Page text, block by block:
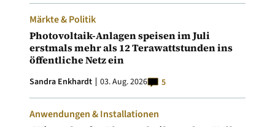
Märkte & Politik
Photovoltaik-Anlagen speisen im Juli
erstmals mehr als 12 Terawattstunden ins
öffentliche Netz ein
Sandra Enkhardt 03. Aug. 2026 5
Anwendungen & Installationen